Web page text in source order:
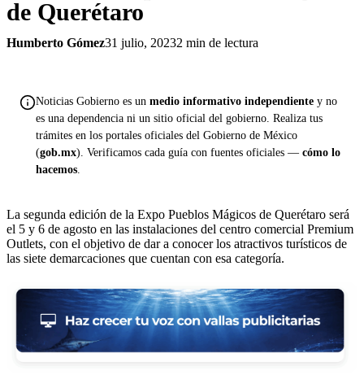
de Querétaro
Humberto Gómez31 julio, 20232 min de lectura
Noticias Gobierno es un medio informativo independiente y no
es una dependencia ni un sitio oficial del gobierno. Realiza tus
trámites en los portales oficiales del Gobierno de México
(gob.mx). Verificamos cada guía con fuentes oficiales — cómo lo
hacemos.
La segunda edición de la Expo Pueblos Mágicos de Querétaro será
el 5 y 6 de agosto en las instalaciones del centro comercial Premium
Outlets, con el objetivo de dar a conocer los atractivos turísticos de
las siete demarcaciones que cuentan con esa categoría.